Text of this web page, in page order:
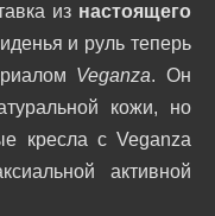
из настоящего
и руль теперь
Veganza. Он
кожи, но
кресла с Veganza
активной